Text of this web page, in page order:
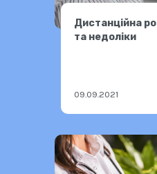
Дистанційна
та недоліки
09.09.2021